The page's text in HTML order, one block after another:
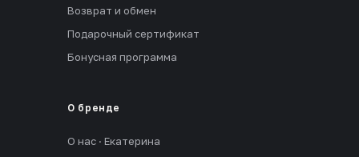
Возврат и обмен
Подарочный сертификат
Бонусная программа
О бренде
О нас · Екатерина